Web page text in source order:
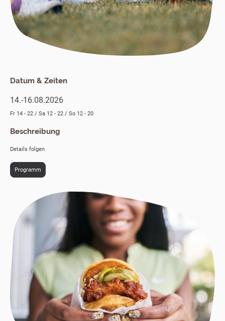
Datum & Zeiten
14.-16.08.2026
Fr 14 - 22 / Sa 12 - 22 / So 12 - 20
Beschreibung
Details folgen
Programm